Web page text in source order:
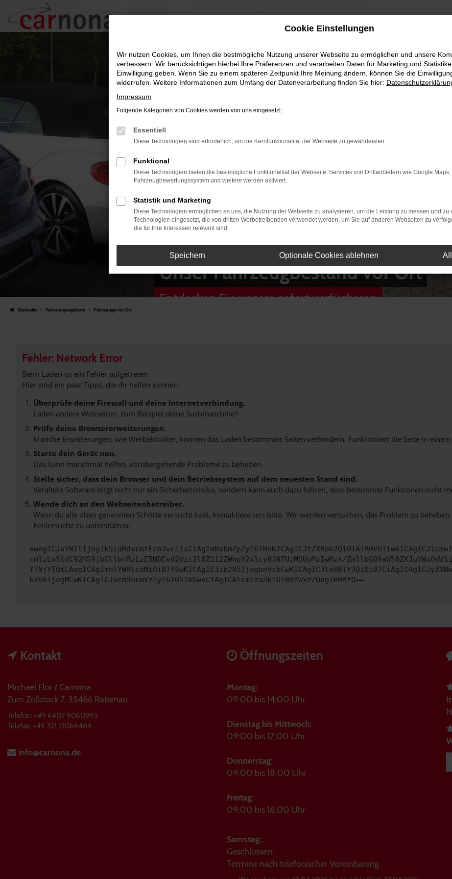
Zum
Hauptinhalt
springen
Unser Fahrzeugbestand vor Ort
Entdecken Sie unsere sofort verfügbaren
Startseite Fahrzeugangebote Fahrzeuge vor Ort
Fehler: Network Error
Beim Laden ist ein Fehler aufgetreten.
Hier sind ein paar Tipps, die dir helfen können:
Überprüfe deine Firewall und deine Internetverbindung.
Laden andere Webseiten, zum Beispiel deine Suchmaschine?
Prüfe deine Browsererweiterungen.
Manche Erweiterungen, wie Werbeblocker, können das Laden bestimmter Seiten verhindern. Funktioniert die Seite in
Starte dein Gerät neu.
Das kann manchmal helfen, vorübergehende Probleme zu beheben.
Stelle sicher, dass dein Browser und dein Betriebssystem auf dem neuesten Stand sind.
Veraltete Software birgt nicht nur ein Sicherheitsrisiko, sondern kann auch dazu führen, dass bestimmte Funktionen nicht
Wende dich an den Webseitenbetreiber.
Wenn du alle oben genannten Schritte versucht hast, kontaktiere uns bitte. Wir werden versuchen, das Problem zu
Fehlersuche zu unterstützen:
cmlzLm5ldC92MS9jbGllbnRzLzE5NDEvd2Vic2l0ZS12ZWhpY2xlcy83NTUzMSUyMzIwMzk/
b3V0IjogMCwKICAgICJwcm9ncmVzcyI6IG51bGwsCiAgICAicmlza3kiOiBmYWxzZQogIH0KfQ==
Kontakt
Michael Flor / Carnona
Zum Zollstock 7, 35466 Rabenau
Telefon: +49 6407 9060995
Telefax: +49 321 21066484
info@carnona.de
Öffnungszeiten
Montag:
09:00 bis 14:00 Uhr
Dienstag bis Mittwoch:
09:00 bis 17:00 Uhr
Donnerstag:
09:00 bis 18:00 Uhr
Freitag:
09:00 bis 16:00 Uhr
Samstag:
Geschlossen:
Termine nach telefonischer Vereinbarung
Cookie Einstellungen
Wir nutzen Cookies, um Ihnen die bestmögliche Nutzung unserer Webseite zu ermöglichen und unsere
verbessern. Wir berücksichtigen hierbei Ihre Präferenzen und verarbeiten Daten für Marketing und
Einwilligung geben. Wenn Sie zu einem späteren Zeitpunkt Ihre Meinung ändern, können Sie die
widerrufen. Weitere Informationen zum Umfang der Datenverarbeitung finden Sie hier:
Impressum
Folgende Kategorien von Cookies werden von uns eingesetzt:
Essentiell
Diese Technologien sind erforderlich, um die Kernfunktionalität der Webseite zu gewährleisten.
Funktional
Diese Technologien bieten die bestmögliche Funktionalität der Webseite. Services von Drittanbietern wie Google Maps,
Fahrzeugbewertungssystem und weitere werden aktiviert.
Statistik und Marketing
Diese Technologien ermöglichen es uns, die Nutzung der Webseite zu analysieren, um die Leistung zu messen und zu
Technologien eingesetzt, die von dritten Werbetreibenden verwendet werden, um Sie auf anderen Webseiten zu
die für Ihre Interessen relevant sind.
Speichern Optionale Cookies ablehnen